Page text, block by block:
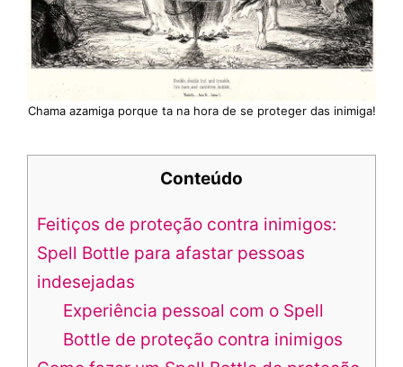
Chama azamiga porque ta na hora de se proteger das inimiga!
Conteúdo
Feitiços de proteção contra inimigos:
Spell Bottle para afastar pessoas
indesejadas
Experiência pessoal com o Spell
Bottle de proteção contra inimigos